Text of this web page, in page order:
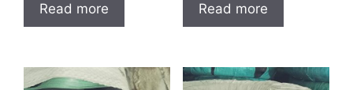
Read more Read more